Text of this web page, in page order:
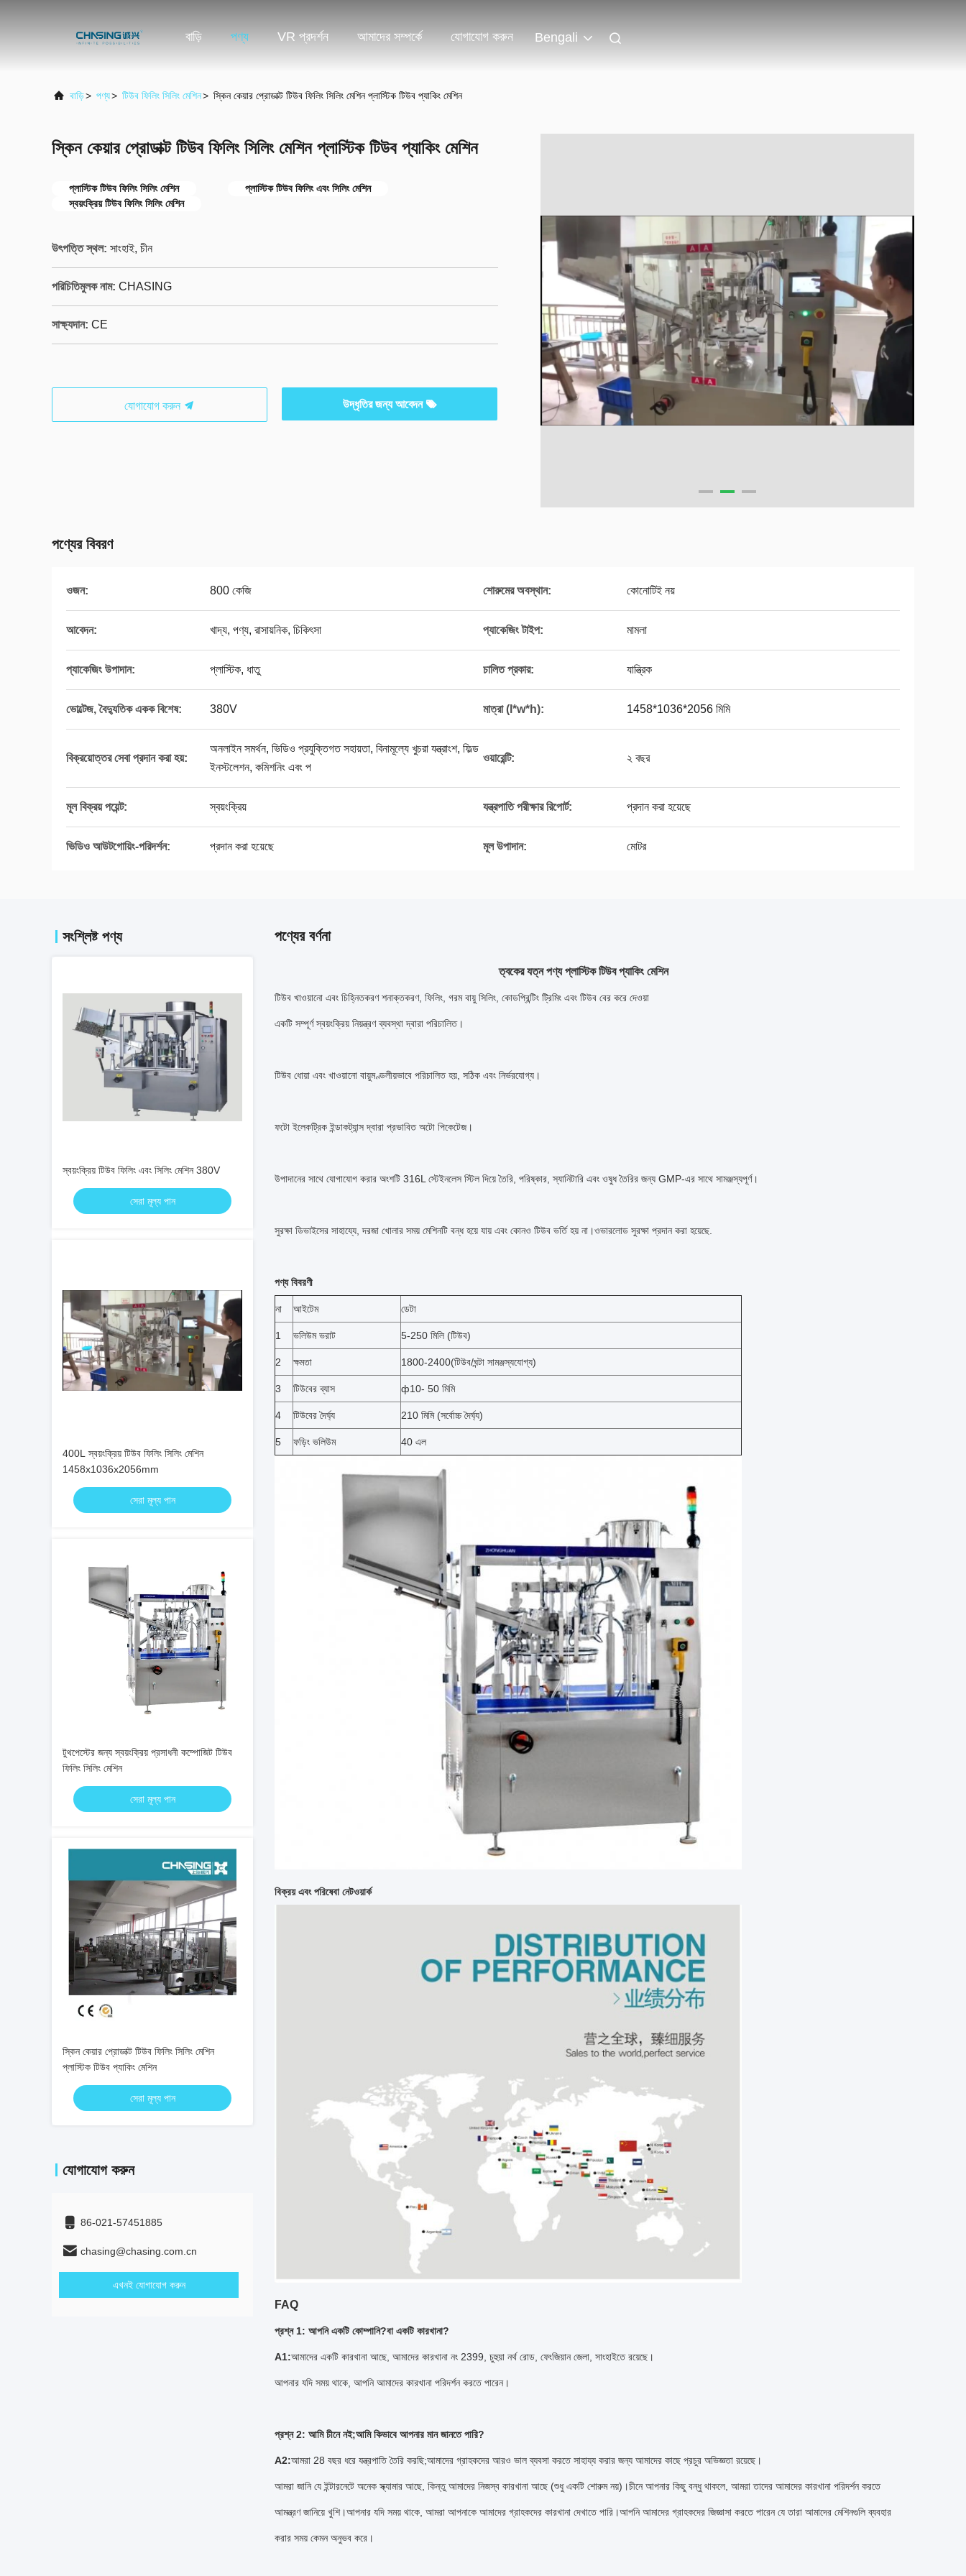
বাড়ি পণ্য VR প্রদর্শন আমাদের সম্পর্কে যোগাযোগ করুন Bengali
বাড়ি> পণ্য> টিউব ফিলিং সিলিং মেশিন> স্কিন কেয়ার প্রোডাক্ট টিউব ফিলিং সিলিং মেশিন প্লাস্টিক টিউব প্যাকিং মেশিন
স্কিন কেয়ার প্রোডাক্ট টিউব ফিলিং সিলিং মেশিন প্লাস্টিক টিউব প্যাকিং মেশিন
প্লাস্টিক টিউব ফিলিং সিলিং মেশিন
প্লাস্টিক টিউব ফিলিং এবং সিলিং মেশিন
স্বয়ংক্রিয় টিউব ফিলিং সিলিং মেশিন
উৎপত্তি স্থল: সাংহাই, চীন
পরিচিতিমুলক নাম: CHASING
সাক্ষ্যদান: CE
যোগাযোগ করুন উদ্ধৃতির জন্য আবেদন
পণ্যের বিবরণ
ওজন: 800 কেজি শোরুমের অবস্থান: কোনোটিই নয়
আবেদন: খাদ্য, পণ্য, রাসায়নিক, চিকিৎসা প্যাকেজিং টাইপ: মামলা
প্যাকেজিং উপাদান: প্লাস্টিক, ধাতু চালিত প্রকার: যান্ত্রিক
ভোল্টেজ, বৈদ্যুতিক একক বিশেষ: 380V মাত্রা (l*w*h): 1458*1036*2056 মিমি
বিক্রয়োত্তর সেবা প্রদান করা হয়:
অনলাইন সমর্থন, ভিডিও প্রযুক্তিগত সহায়তা, বিনামূল্যে খুচরা যন্ত্রাংশ, ফিল্ড
ইনস্টলেশন, কমিশনিং এবং প
ওয়ারেন্টি: ২ বছর
মূল বিক্রয় পয়েন্ট: স্বয়ংক্রিয় যন্ত্রপাতি পরীক্ষার রিপোর্ট: প্রদান করা হয়েছে
ভিডিও আউটগোয়িং-পরিদর্শন: প্রদান করা হয়েছে মূল উপাদান: মোটর
সংশ্লিষ্ট পণ্য
স্বয়ংক্রিয় টিউব ফিলিং এবং সিলিং মেশিন 380V
সেরা মূল্য পান
400L স্বয়ংক্রিয় টিউব ফিলিং সিলিং মেশিন
1458x1036x2056mm
সেরা মূল্য পান
টুথপেস্টের জন্য স্বয়ংক্রিয় প্রসাধনী কম্পোজিট টিউব
ফিলিং সিলিং মেশিন
সেরা মূল্য পান
স্কিন কেয়ার প্রোডাক্ট টিউব ফিলিং সিলিং মেশিন
প্লাস্টিক টিউব প্যাকিং মেশিন
সেরা মূল্য পান
যোগাযোগ করুন
86-021-57451885
chasing@chasing.com.cn
এখনই যোগাযোগ করুন
পণ্যের বর্ণনা
ত্বকের যত্ন পণ্য প্লাস্টিক টিউব প্যাকিং মেশিন
টিউব খাওয়ানো এবং চিহ্নিতকরণ শনাক্তকরণ, ফিলিং, গরম বায়ু সিলিং, কোডপ্রিন্টিং ট্রিমিং এবং টিউব বের করে দেওয়া
একটি সম্পূর্ণ স্বয়ংক্রিয় নিয়ন্ত্রণ ব্যবস্থা দ্বারা পরিচালিত।
টিউব ধোয়া এবং খাওয়ানো বায়ুমণ্ডলীয়ভাবে পরিচালিত হয়, সঠিক এবং নির্ভরযোগ্য।
ফটো ইলেকট্রিক ইন্ডাকট্যান্স দ্বারা প্রভাবিত অটো পিকেটেজ।
উপাদানের সাথে যোগাযোগ করার অংশটি 316L স্টেইনলেস স্টিল দিয়ে তৈরি, পরিষ্কার, স্যানিটারি এবং ওষুধ তৈরির জন্য GMP-এর সাথে সামঞ্জস্যপূর্ণ।
সুরক্ষা ডিভাইসের সাহায্যে, দরজা খোলার সময় মেশিনটি বন্ধ হয়ে যায় এবং কোনও টিউব ভর্তি হয় না।ওভারলোড সুরক্ষা প্রদান করা হয়েছে.
পণ্য বিবরণী
না আইটেম ডেটা
1 ভলিউম ভরাট 5-250 মিলি (টিউব)
2 ক্ষমতা 1800-2400(টিউব/ঘন্টা সামঞ্জস্যযোগ্য)
3 টিউবের ব্যাস ф10- 50 মিমি
4 টিউবের দৈর্ঘ্য 210 মিমি (সর্বোচ্চ দৈর্ঘ্য)
5 ফড়িং ভলিউম 40 এল
বিক্রয় এবং পরিষেবা নেটওয়ার্ক
FAQ
প্রশ্ন 1: আপনি একটি কোম্পানি?বা একটি কারখানা?
A1:আমাদের একটি কারখানা আছে, আমাদের কারখানা নং 2399, চুহুয়া নর্থ রোড, ফেংজিয়ান জেলা, সাংহাইতে রয়েছে।
আপনার যদি সময় থাকে, আপনি আমাদের কারখানা পরিদর্শন করতে পারেন।
প্রশ্ন 2: আমি চীনে নই;আমি কিভাবে আপনার মান জানতে পারি?
A2:আমরা 28 বছর ধরে যন্ত্রপাতি তৈরি করছি;আমাদের গ্রাহকদের আরও ভাল ব্যবসা করতে সাহায্য করার জন্য আমাদের কাছে প্রচুর অভিজ্ঞতা রয়েছে।
আমরা জানি যে ইন্টারনেটে অনেক স্ক্যামার আছে, কিন্তু আমাদের নিজস্ব কারখানা আছে (শুধু একটি শোরুম নয়)।চীনে আপনার কিছু বন্ধু থাকলে, আমরা তাদের আমাদের কারখানা পরিদর্শন করতে
আমন্ত্রণ জানিয়ে খুশি।আপনার যদি সময় থাকে, আমরা আপনাকে আমাদের গ্রাহকদের কারখানা দেখাতে পারি।আপনি আমাদের গ্রাহকদের জিজ্ঞাসা করতে পারেন যে তারা আমাদের মেশিনগুলি ব্যবহার
করার সময় কেমন অনুভব করে।